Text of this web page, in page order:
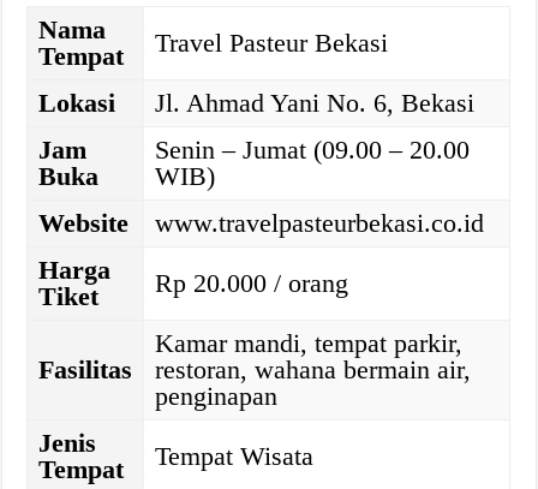
Nama
Tempat
Travel Pasteur Bekasi
Lokasi
Jl. Ahmad Yani No. 6, Bekasi
Jam
Buka
Senin – Jumat (09.00 – 20.00
WIB)
Website
www.travelpasteurbekasi.co.id
Harga
Tiket
Rp 20.000 / orang
Fasilitas
Kamar mandi, tempat parkir,
restoran, wahana bermain air,
penginapan
Jenis
Tempat
Tempat Wisata